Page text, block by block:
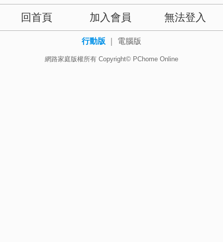
回首頁 加入會員 無法登入
行動版 電腦版
網路家庭版權所有 Copyright© PChome Online